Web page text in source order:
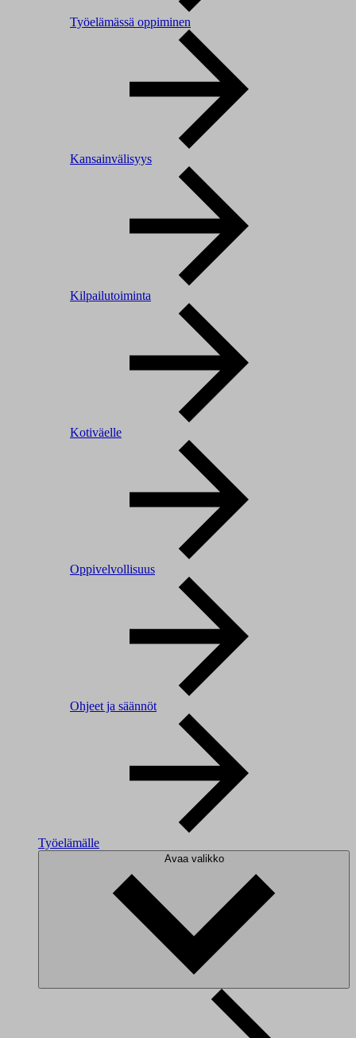
Työelämässä oppiminen
Kansainvälisyys
Kilpailutoiminta
Kotiväelle
Oppivelvollisuus
Ohjeet ja säännöt
Työelämälle
Avaa valikko